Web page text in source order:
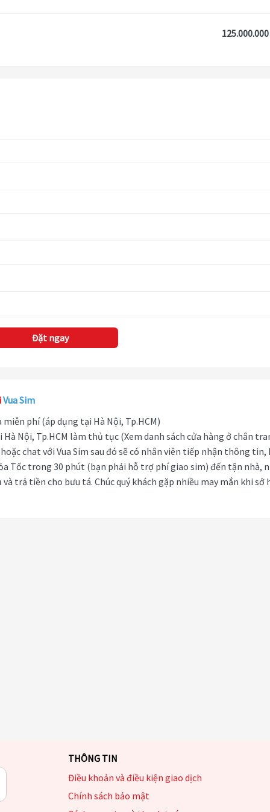
Đặt ngay
Vua Sim
phí (áp dụng tại Hà Nội, Tp.HCM)
Hà Nội, Tp.HCM làm thủ tục (Xem danh sách cửa hàng ở chân
chat với Vua Sim sau đó sẽ có nhân viên tiếp nhận thông tin,
Tốc trong 30 phút (bạn phải hỗ trợ phí giao sim) đến tận nhà,
trả tiền cho bưu tá. Chúc quý khách gặp nhiều may mắn khi sở
THÔNG TIN
Điều khoản và điều kiện giao dịch
Chính sách bảo mật